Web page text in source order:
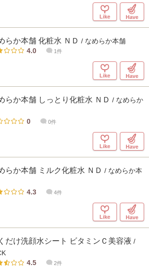
Like Have
らか本舗 化粧水 ＮＤ / なめらか本舗
4.0
1件
Like Have
らか本舗 しっとり化粧水 ＮＤ / なめらか
0
0件
Like Have
らか本舗 ミルク化粧水 ＮＤ / なめらか本
4.3
4件
Like Have
だけ洗顔水シート ビタミンＣ美容液 /
4.5
2件